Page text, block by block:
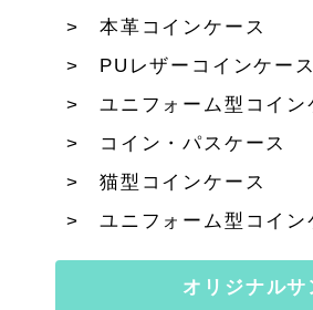
本革コインケース
PUレザーコインケース
ユニフォーム型コイン
コイン・パスケース
猫型コインケース
ユニフォーム型コイン
オリジナルサ